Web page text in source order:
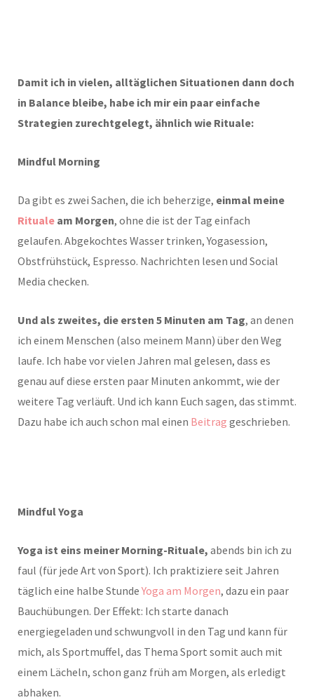
Damit ich in vielen, alltäglichen Situationen dann doch
in Balance bleibe, habe ich mir ein paar einfache
Strategien zurechtgelegt, ähnlich wie Rituale:
Mindful Morning
Da gibt es zwei Sachen, die ich beherzige, einmal meine
Rituale am Morgen, ohne die ist der Tag einfach
gelaufen. Abgekochtes Wasser trinken, Yogasession,
Obstfrühstück, Espresso. Nachrichten lesen und Social
Media checken.
Und als zweites, die ersten 5 Minuten am Tag, an denen
ich einem Menschen (also meinem Mann) über den Weg
laufe. Ich habe vor vielen Jahren mal gelesen, dass es
genau auf diese ersten paar Minuten ankommt, wie der
weitere Tag verläuft. Und ich kann Euch sagen, das stimmt.
Dazu habe ich auch schon mal einen Beitrag geschrieben.
Mindful Yoga
Yoga ist eins meiner Morning-Rituale, abends bin ich zu
faul (für jede Art von Sport). Ich praktiziere seit Jahren
täglich eine halbe Stunde Yoga am Morgen, dazu ein paar
Bauchübungen. Der Effekt: Ich starte danach
energiegeladen und schwungvoll in den Tag und kann für
mich, als Sportmuffel, das Thema Sport somit auch mit
einem Lächeln, schon ganz früh am Morgen, als erledigt
abhaken.